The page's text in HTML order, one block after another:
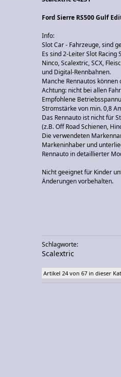
Ford Sierre RS500 Gulf
Info:
Slot Car - Fahrzeuge, sind
Es sind 2-Leiter Slot
Ninco, Scalextric, SCX,
und Digital-Rennbahnen.
Manche Rennautos
Achtung: nicht bei allen
Empfohlene
Stromstärke von min. 0,8
Das Rennauto ist nicht für
(z.B. Off Road Schienen,
Die verwendeten
Markeninhaber und
Rennauto in detaillierter
Nicht geeignet für Kinder
Änderungen vorbehalten.
Schlagworte:
Scalextric
Artikel 24 von 67 in dieser